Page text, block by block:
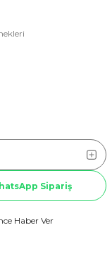
Sipariş
Haber Ver